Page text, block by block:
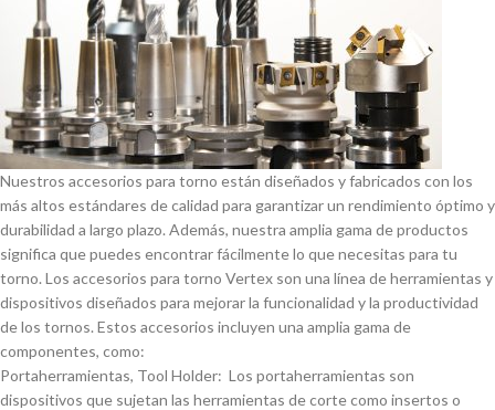
Nuestros accesorios para torno están diseñados y fabricados con los
más altos estándares de calidad para garantizar un rendimiento óptimo y
durabilidad a largo plazo. Además, nuestra amplia gama de productos
significa que puedes encontrar fácilmente lo que necesitas para tu
torno. Los accesorios para torno Vertex son una lí­nea de herramientas y
dispositivos diseñados para mejorar la funcionalidad y la productividad
de los tornos. Estos accesorios incluyen una amplia gama de
componentes, como:
Portaherramientas, Tool Holder: Los portaherramientas son
dispositivos que sujetan las herramientas de corte como insertos o